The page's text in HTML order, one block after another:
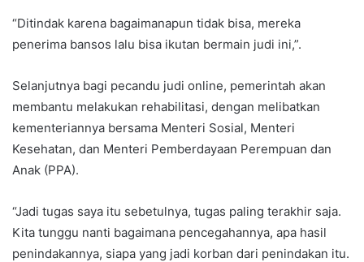
“Ditindak karena bagaimanapun tidak bisa, mereka
penerima bansos lalu bisa ikutan bermain judi ini,”.
Selanjutnya bagi pecandu judi online, pemerintah akan
membantu melakukan rehabilitasi, dengan melibatkan
kementeriannya bersama Menteri Sosial, Menteri
Kesehatan, dan Menteri Pemberdayaan Perempuan dan
Anak (PPA).
“Jadi tugas saya itu sebetulnya, tugas paling terakhir saja.
Kita tunggu nanti bagaimana pencegahannya, apa hasil
penindakannya, siapa yang jadi korban dari penindakan itu.